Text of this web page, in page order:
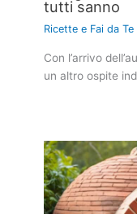
tutti sanno
Ricette e Fai da Te
Con l’arrivo
un altro ospite